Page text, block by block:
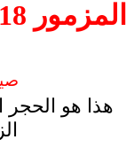
المزمور 118
هذا هو الحجر